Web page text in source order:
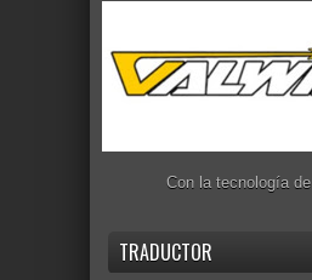
Con la tecnología de
TRADUCTOR